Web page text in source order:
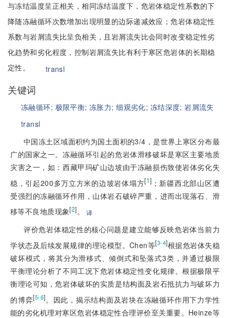
与冻结温度呈正相关，相同冻结温度下，危岩体稳定性系数的下
降随冻融循环次数增加出现明显的边际递减效应；危岩体稳定性
系数与岩屑流失比呈负相关，且岩屑流失比会同时改变稳定性劣
化趋势和劣化程度，控制岩屑流失比有利于寒区危岩体的长期稳
定性。
transl
关键词
冻融循环; 极限平衡;冻胀力;细观劣化; 冻结深度;岩屑流失
transl
中国冻土区域面积约为国土面积的3/4，是世界上寒区分布最
广的国家之一。冻融循环引起的危岩体滑移破坏是寒区主要地质
灾害之一，如：西藏甲玛矿山边坡由于冻融损伤致使岩体劣化失
稳，引起200多万立方米的边坡岩体塌方[1] ；新疆西北部山区遭
受强烈的冻融循环作用，山体岩石破碎严重，进而出现落石、滑
移等不良地质现象[2]。译
评价危岩体稳定性的核心问题是建立能够反映危岩体当前力
学状态及后续发展规律的理论模型。Chen等[3-4]根据危岩体失稳
破坏模式，将其分为滑移式、倾倒式和坠落式3类，并通过极限
平衡理论分析了不同工况下危岩体稳定性变化规律。根据极限平
衡理论可知，危岩体破坏的实质是结构面及岩石抵抗力与破坏力
的博弈[5-6]。因此，揭示结构面及岩块在冻融循环作用下力学性
能的劣化机理对寒区危岩体稳定性合理评价至关重要。Heinze等